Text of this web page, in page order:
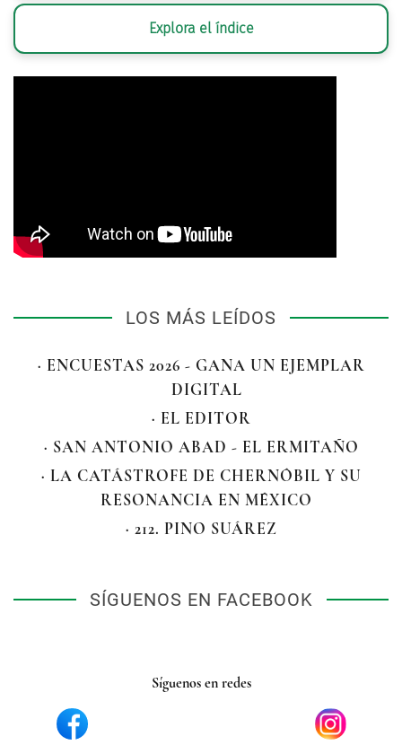
Explora el índice
LOS MÁS LEÍDOS
· ENCUESTAS 2026 - GANA UN EJEMPLAR
DIGITAL
· EL EDITOR
· SAN ANTONIO ABAD - EL ERMITAÑO
· LA CATÁSTROFE DE CHERNÓBIL Y SU
RESONANCIA EN MÉXICO
· 212. PINO SUÁREZ
SÍGUENOS EN FACEBOOK
Síguenos en redes